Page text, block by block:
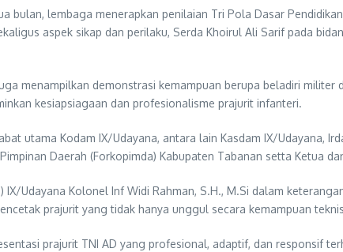
bulan, lembaga menerapkan penilaian Tri Pola Dasar
aspek sikap dan perilaku, Serda Khoirul Ali Sarif pada
menampilkan demonstrasi kemampuan berupa beladiri
kesiapsiagaan dan profesionalisme prajurit infanteri.
utama Kodam IX/Udayana, antara lain Kasdam IX/Udayana,
Daerah (Forkopimda) Kabupaten Tabanan setta Ketua
IX/Udayana Kolonel Inf Widi Rahman, S.H., M.Si dalam
prajurit yang tidak hanya unggul secara kemampuan
prajurit TNI AD yang profesional, adaptif, dan responsif